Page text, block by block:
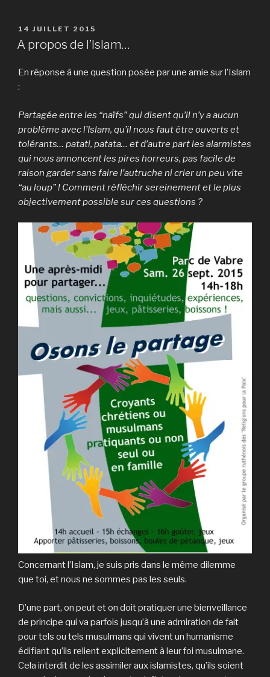
PUBLIÉ
LE
14 JUILLET 2015
A propos de l’Islam…
En réponse à une question posée par une amie sur l’Islam
:
Partagée entre les “naïfs” qui disent qu’il n’y a aucun
problème avec l’Islam, qu’il nous faut être ouverts et
tolérants… patati, patata… et d’autre part les alarmistes
qui nous annoncent les pires horreurs, pas facile de
raison garder sans faire l’autruche ni crier un peu vite
“au loup” ! Comment réfléchir sereinement et le plus
objectivement possible sur ces questions ?
Concernant l’Islam, je suis pris dans le même dilemme
que toi, et nous ne sommes pas les seuls.
D’une part, on peut et on doit pratiquer une bienveillance
de principe qui va parfois jusqu’à une admiration de fait
pour tels ou tels musulmans qui vivent un humanisme
édifiant qu’ils relient explicitement à leur foi musulmane.
Cela interdit de les assimiler aux islamistes, qu’ils soient